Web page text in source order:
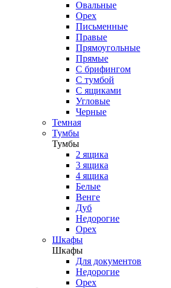
Овальные
Орех
Письменные
Правые
Прямоугольные
Прямые
С брифингом
С тумбой
С ящиками
Угловые
Черные
Темная
Тумбы
Тумбы
2 ящика
3 ящика
4 ящика
Белые
Венге
Дуб
Недорогие
Орех
Шкафы
Шкафы
Для документов
Недорогие
Орех